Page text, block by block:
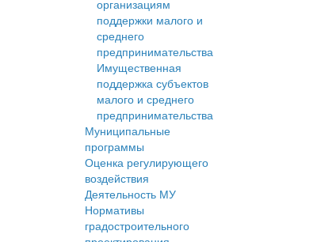
организациям
поддержки малого и
среднего
предпринимательства
Имущественная
поддержка субъектов
малого и среднего
предпринимательства
Муниципальные
программы
Оценка регулирующего
воздействия
Деятельность МУ
Нормативы
градостроительного